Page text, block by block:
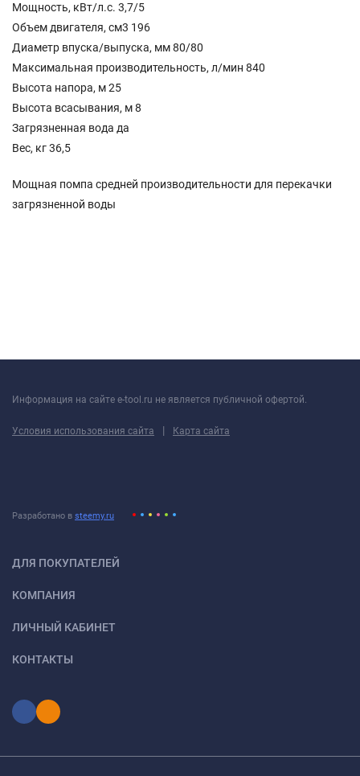
Мощность, кВт/л.с. 3,7/5
Объем двигателя, см3 196
Диаметр впуска/выпуска, мм 80/80
Максимальная производительность, л/мин 840
Высота напора, м 25
Высота всасывания, м 8
Загрязненная вода да
Вес, кг 36,5
Мощная помпа средней производительности для перекачки
загрязненной воды
Информация на сайте e-tool.ru не является публичной офертой.
Условия использования сайта | Карта сайта
Разработано в steemy.ru
ДЛЯ ПОКУПАТЕЛЕЙ
КОМПАНИЯ
ЛИЧНЫЙ КАБИНЕТ
КОНТАКТЫ